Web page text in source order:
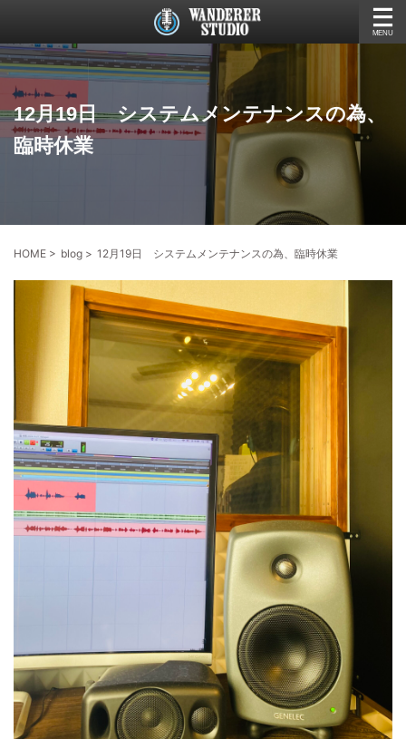
12月19日 システムメンテナンスの為、
臨時休業
HOME > blog > 12月19日 システムメンテナンスの為、臨時休業